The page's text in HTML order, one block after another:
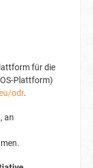
für die
Plattform)
odr.
an